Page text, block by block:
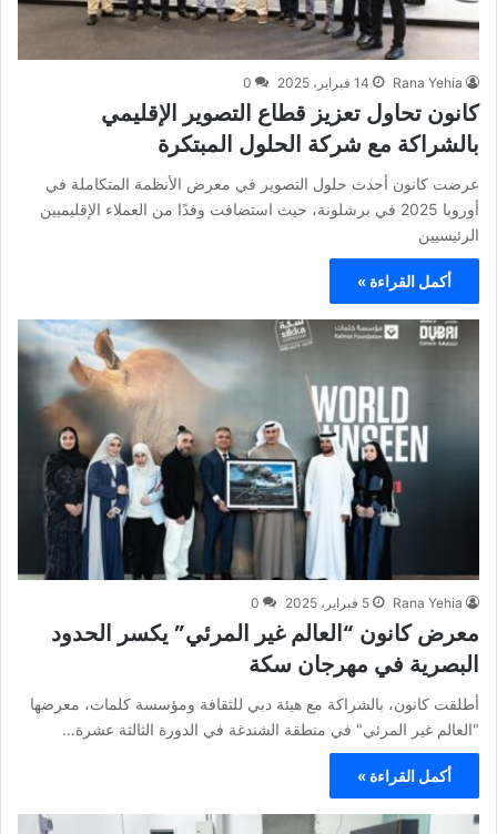
Rana Yehia 14 فبراير، 2025 0
كانون تحاول تعزيز قطاع التصوير الإقليمي
بالشراكة مع شركة الحلول المبتكرة
عرضت كانون أحدث حلول التصوير في معرض الأنظمة المتكاملة في
أوروبا 2025 في برشلونة، حيث استضافت وفدًا من العملاء الإقليميين
الرئيسيين
أكمل القراءة »
Rana Yehia 5 فبراير، 2025 0
معرض كانون “العالم غير المرئي” يكسر الحدود
البصرية في مهرجان سكة
أطلقت كانون، بالشراكة مع هيئة دبي للثقافة ومؤسسة كلمات، معرضها
"العالم غير المرئي" في منطقة الشندغة في الدورة الثالثة عشرة…
أكمل القراءة »